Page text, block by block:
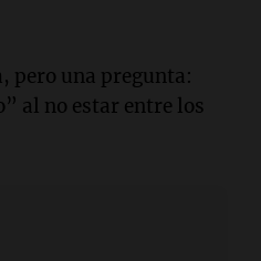
pero una pregunta:
al no estar entre los